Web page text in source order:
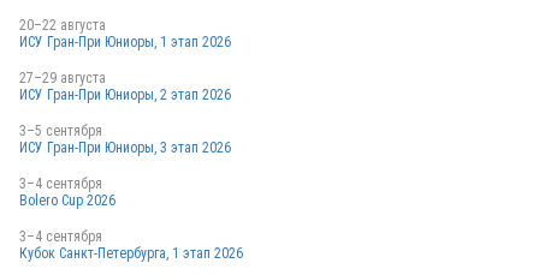
20–22 августа
ИСУ Гран-При Юниоры, 1 этап 2026
27–29 августа
ИСУ Гран-При Юниоры, 2 этап 2026
3–5 сентября
ИСУ Гран-При Юниоры, 3 этап 2026
3–4 сентября
Bolero Cup 2026
3–4 сентября
Кубок Санкт-Петербурга, 1 этап 2026